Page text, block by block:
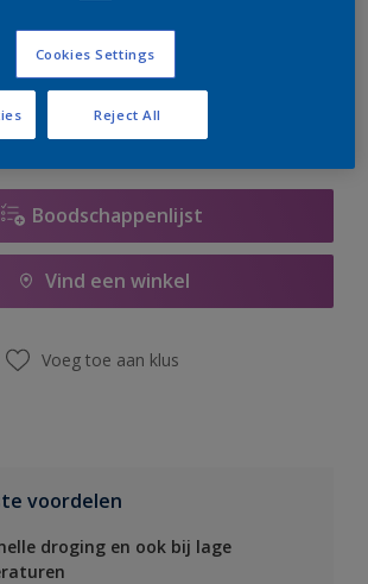
de website in de gaten, we werken
de voorraad aan te vullen.
Boodschappenlijst
Vind een winkel
Voeg toe aan klus
voordelen
droging en ook bij lage
Cookies Settings
Reject All